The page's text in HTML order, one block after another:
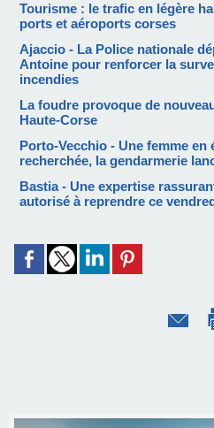
Tourisme : le trafic en légère
ports et aéroports corses
Ajaccio - La Police nationale
Antoine pour renforcer la
incendies
La foudre provoque de
Haute-Corse
Porto-Vecchio - Une femme
recherchée, la gendarmerie
Bastia - Une expertise
autorisé à reprendre ce